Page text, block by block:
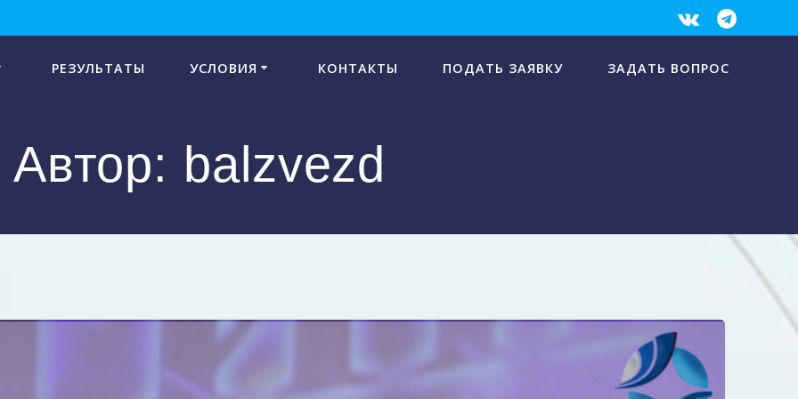
РЕЗУЛЬТАТЫ УСЛОВИЯ КОНТАКТЫ ПОДАТЬ ЗАЯВКУ ЗАДАТЬ ВОПРОС
Автор: balzvezd